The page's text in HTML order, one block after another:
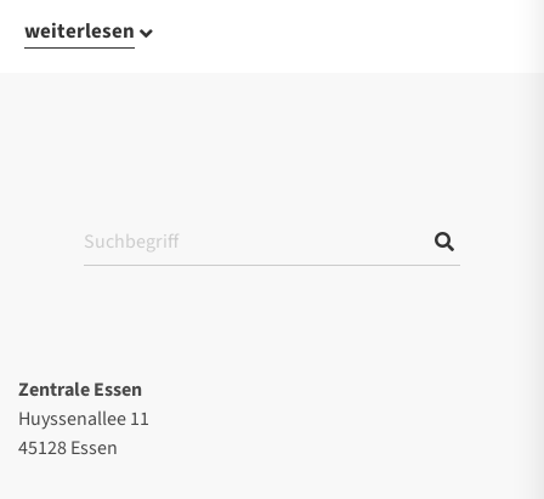
weiterlesen
Zentrale Essen
Huyssenallee 11
45128 Essen